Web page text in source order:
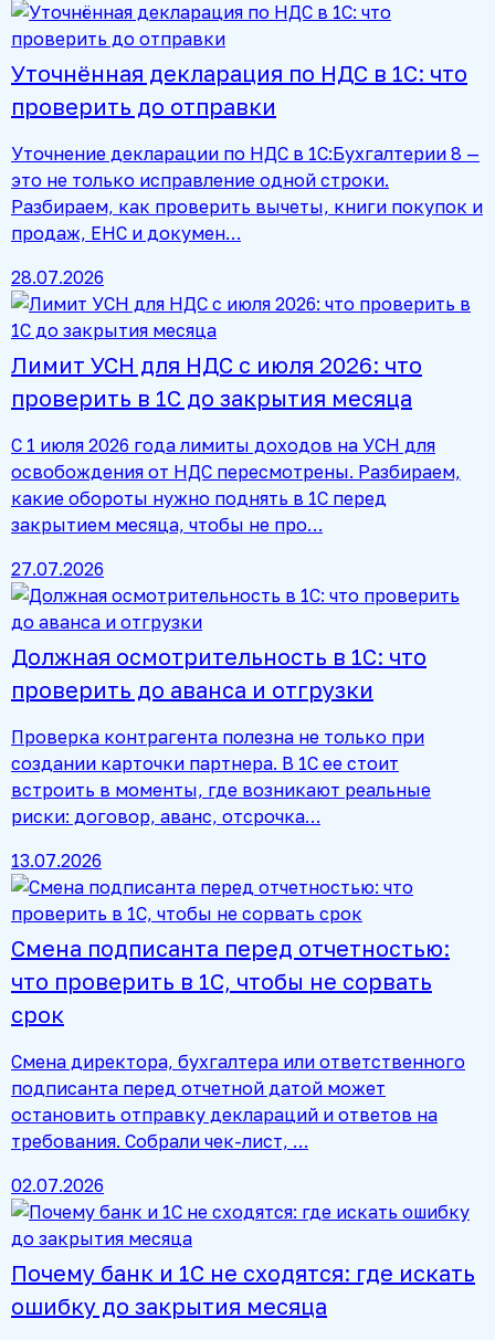
Уточнённая декларация по НДС в 1С: что
проверить до отправки
Уточнение декларации по НДС в 1С:Бухгалтерии 8 —
это не только исправление одной строки.
Разбираем, как проверить вычеты, книги покупок и
продаж, ЕНС и докумен…
28.07.2026
Лимит УСН для НДС с июля 2026: что
проверить в 1С до закрытия месяца
С 1 июля 2026 года лимиты доходов на УСН для
освобождения от НДС пересмотрены. Разбираем,
какие обороты нужно поднять в 1С перед
закрытием месяца, чтобы не про…
27.07.2026
Должная осмотрительность в 1С: что
проверить до аванса и отгрузки
Проверка контрагента полезна не только при
создании карточки партнера. В 1С ее стоит
встроить в моменты, где возникают реальные
риски: договор, аванс, отсрочка…
13.07.2026
Смена подписанта перед отчетностью:
что проверить в 1С, чтобы не сорвать
срок
Смена директора, бухгалтера или ответственного
подписанта перед отчетной датой может
остановить отправку деклараций и ответов на
требования. Собрали чек-лист, …
02.07.2026
Почему банк и 1С не сходятся: где искать
ошибку до закрытия месяца